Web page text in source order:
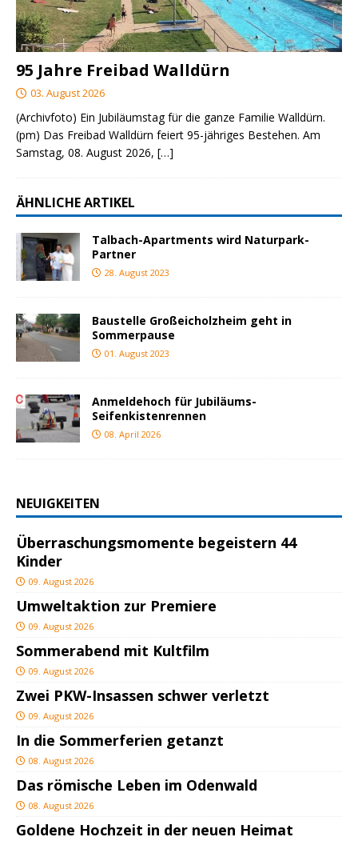
95 Jahre Freibad Walldürn
03. August 2026
(Archivfoto) Ein Jubiläumstag für die ganze Familie Walldürn.
(pm) Das Freibad Walldürn feiert 95-jähriges Bestehen. Am
Samstag, 08. August 2026, […]
ÄHNLICHE ARTIKEL
Talbach-Apartments wird Naturpark-
Partner
28. August 2023
Baustelle Großeicholzheim geht in
Sommerpause
01. August 2023
Anmeldehoch für Jubiläums-
Seifenkistenrennen
08. April 2026
NEUIGKEITEN
Überraschungsmomente begeistern 44
Kinder
09. August 2026
Umweltaktion zur Premiere
09. August 2026
Sommerabend mit Kultfilm
09. August 2026
Zwei PKW-Insassen schwer verletzt
09. August 2026
In die Sommerferien getanzt
08. August 2026
Das römische Leben im Odenwald
08. August 2026
Goldene Hochzeit in der neuen Heimat